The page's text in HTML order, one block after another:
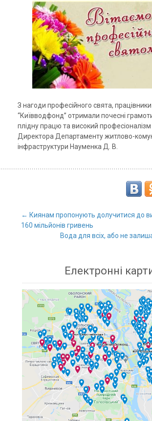
З нагоди професійного свята,
“Київводфонд” отримали почесні
плідну працю та високий професіоналізм
Директора Департаменту житлово-
інфраструктури Науменка Д. В.
Post
← Киянам пропонують долучитися до
160 мільйонів гривень
Вода для всіх, або не
Електронні